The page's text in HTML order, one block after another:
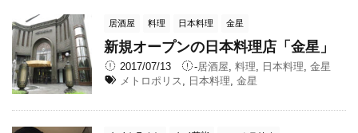
居酒屋 料理 日本料理 金星
新規オープンの日本料理店「金星」
2017/07/13 -居酒屋 料理 日本料理 金星
メトロポリス
日本料理 ,金星